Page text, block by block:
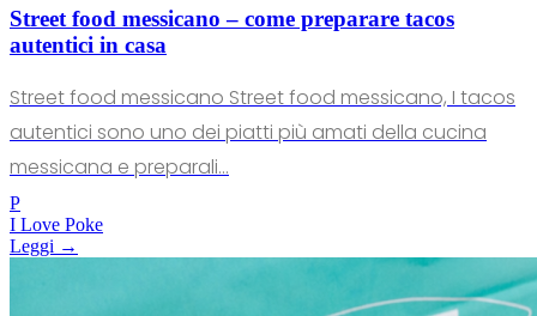
Street food messicano – come preparare tacos
autentici in casa
Street food messicano Street food messicano, I tacos
autentici sono uno dei piatti più amati della cucina
messicana e preparali...
P
I Love Poke
Leggi →